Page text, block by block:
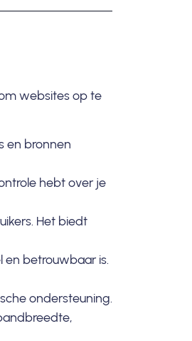
websites op te
en bronnen
hebt over je
Het biedt
betrouwbaar is.
ondersteuning.